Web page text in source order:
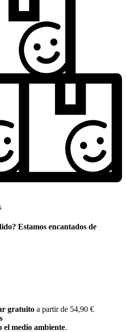
Estamos encantados de
gratuito a partir de 54,90 €
el medio ambiente.